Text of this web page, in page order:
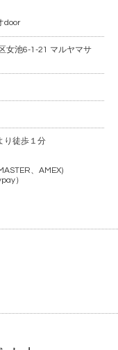
door
女池6-1-21 マルヤマサ
り徒歩１分
、AMEX)
）